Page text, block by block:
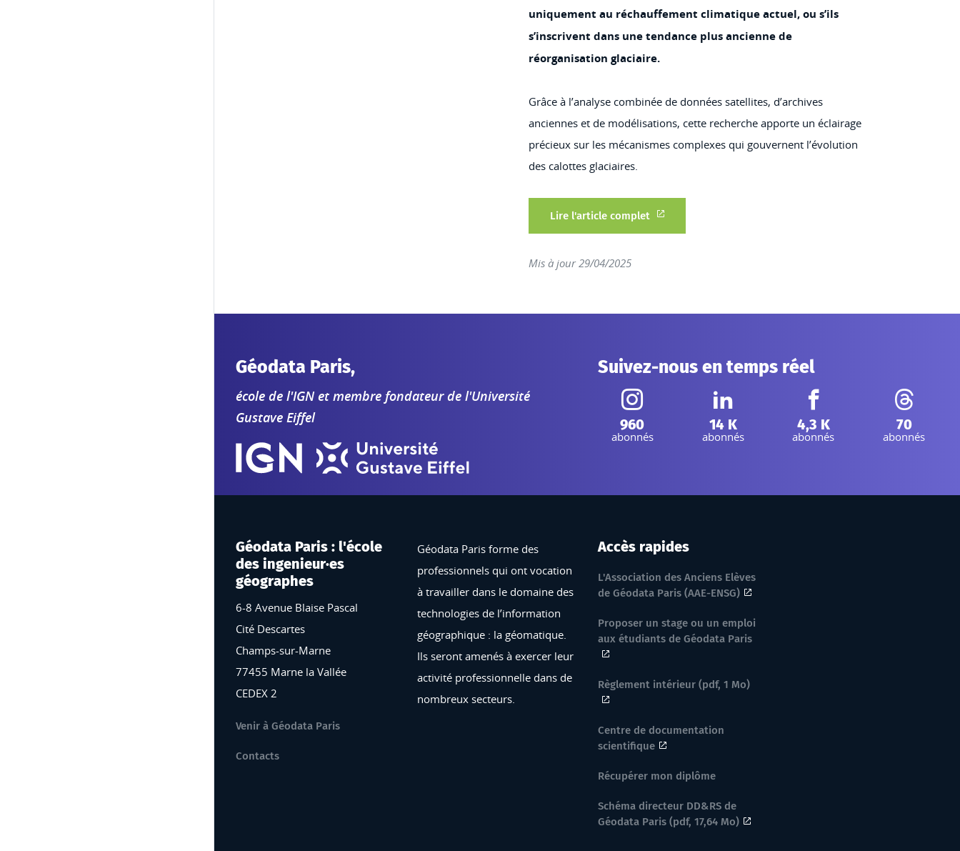
uniquement au réchauffement climatique actuel, ou s’ils
s’inscrivent dans une tendance plus ancienne de
réorganisation glaciaire.
Grâce à l’analyse combinée de données satellites, d’archives
anciennes et de modélisations, cette recherche apporte un éclairage
précieux sur les mécanismes complexes qui gouvernent l’évolution
des calottes glaciaires.
Lire l'article complet
Mis à jour 29/04/2025
Géodata Paris,
école de l'IGN et membre fondateur de l'Université
Gustave Eiffel
Suivez-nous en temps réel
Instagram :
960
abonnés
Linkedin :
14 K
abonnés
Facebook :
4,3 K
abonnés
Threads :
70
abonnés
Géodata Paris : l'école
des ingenieur·es
géographes
6-8 Avenue Blaise Pascal
Cité Descartes
Champs-sur-Marne
77455 Marne la Vallée
CEDEX 2
Venir à Géodata Paris
Contacts
Géodata Paris forme des
professionnels qui ont vocation
à travailler dans le domaine des
technologies de l’information
géographique : la géomatique.
Ils seront amenés à exercer leur
activité professionnelle dans de
nombreux secteurs.
Accès rapides
L'Association des Anciens Elèves
de Géodata Paris (AAE-ENSG)
Proposer un stage ou un emploi
aux étudiants de Géodata Paris
Règlement intérieur (pdf, 1 Mo)
Centre de documentation
scientifique
Récupérer mon diplôme
Schéma directeur DD&RS de
Géodata Paris (pdf, 17,64 Mo)